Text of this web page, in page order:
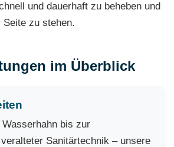
und dauerhaft zu beheben und
zu stehen.
im Überblick
bis zur
Sanitärtechnik – unsere